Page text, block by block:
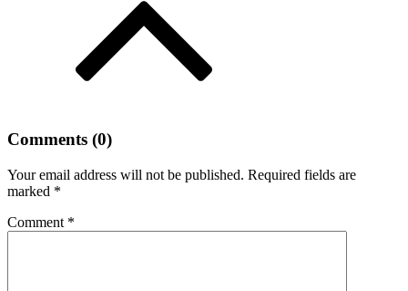
Comments (0)
Your email address will not be published. Required fields are
marked *
Comment *